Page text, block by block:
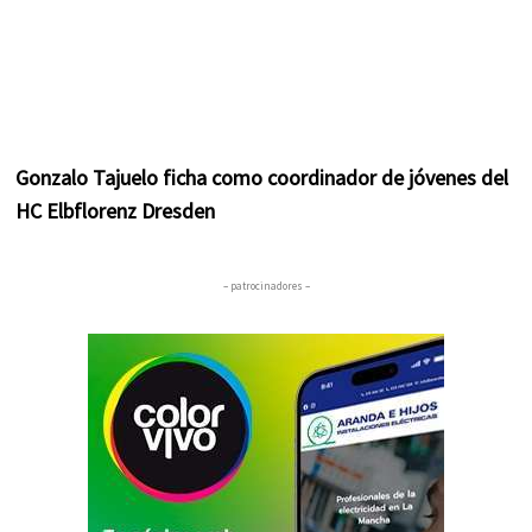
Gonzalo Tajuelo ficha como coordinador de jóvenes del
HC Elbflorenz Dresden
– patrocinadores –